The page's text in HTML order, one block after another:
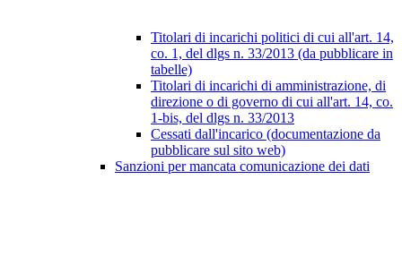
Titolari di incarichi politici di cui all'art. 14,
co. 1, del dlgs n. 33/2013 (da pubblicare in
tabelle)
Titolari di incarichi di amministrazione, di
direzione o di governo di cui all'art. 14, co.
1-bis, del dlgs n. 33/2013
Cessati dall'incarico (documentazione da
pubblicare sul sito web)
Sanzioni per mancata comunicazione dei dati